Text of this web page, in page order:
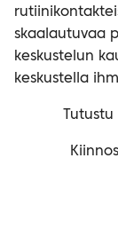
skaalautuvaa
keskustelun
keskustella
Tutustu